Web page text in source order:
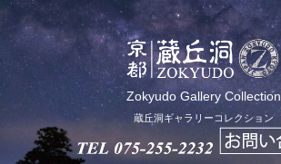
Zokyudo Gallery Collection
蔵丘洞ギャラリーコレクション